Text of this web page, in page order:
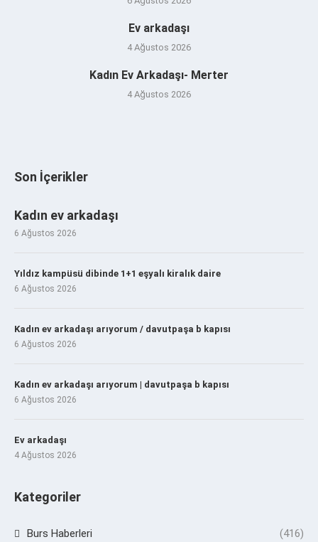
Ev arkadaşı
4 Ağustos 2026
Kadın Ev Arkadaşı- Merter
4 Ağustos 2026
Son İçerikler
Kadın ev arkadaşı
6 Ağustos 2026
Yıldız kampüsü dibinde 1+1 eşyalı kiralık daire
6 Ağustos 2026
Kadın ev arkadaşı arıyorum / davutpaşa b kapısı
6 Ağustos 2026
Kadın ev arkadaşı arıyorum | davutpaşa b kapısı
6 Ağustos 2026
Ev arkadaşı
4 Ağustos 2026
Kategoriler
Burs Haberleri (416)